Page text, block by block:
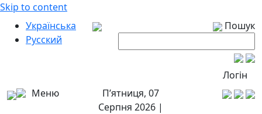
Skip to content
Українська
Русский
Пошук
Логін
Меню
П’ятниця, 07
Серпня 2026 |